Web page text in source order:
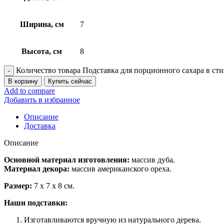
Ширина, см 7
Высота, см 8
Количество товара Подставка для порционного сахара в
В корзину Купить сейчас
Add to compare
Добавить в избранное
Описание
Доставка
Описание
Основной материал изготовления: массив дуба.
Материал декора: массив американского ореха.
Размер: 7 х 7 х 8 см.
Наши подставки:
Изготавливаются вручную из натурального дерева.